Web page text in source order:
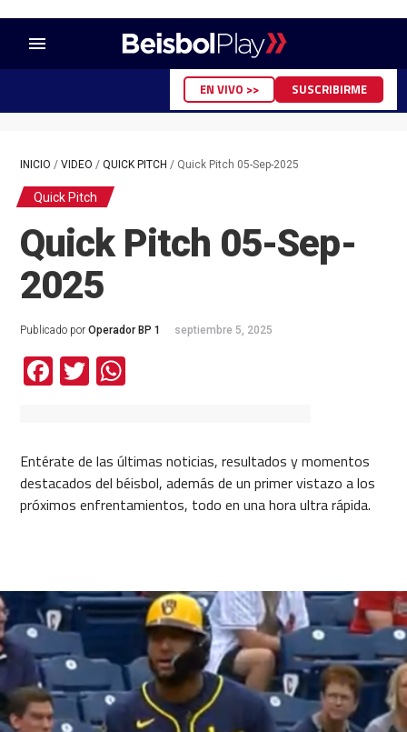
menu
EN VIVO >> SUSCRIBIRME
INICIO / VIDEO / QUICK PITCH / Quick Pitch 05-Sep-2025
Quick Pitch
Quick Pitch 05-Sep-
2025
Publicado por Operador BP 1 septiembre 5, 2025
Facebook
TwitterWhatsApp
Entérate de las últimas noticias, resultados y momentos
destacados del béisbol, además de un primer vistazo a los
próximos enfrentamientos, todo en una hora ultra rápida.